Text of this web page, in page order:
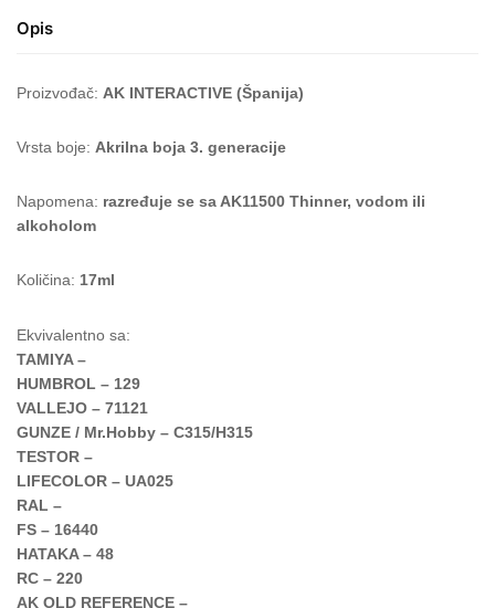
Opis
Proizvođač: AK INTERACTIVE (Španija)
Vrsta boje: Akrilna boja 3. generacije
Napomena: razređuje se sa AK11500 Thinner, vodom ili
alkoholom
Količina: 17ml
Ekvivalentno sa:
TAMIYA –
HUMBROL – 129
VALLEJO – 71121
GUNZE / Mr.Hobby – C315/H315
TESTOR –
LIFECOLOR – UA025
RAL –
FS – 16440
HATAKA – 48
RC – 220
AK OLD REFERENCE –